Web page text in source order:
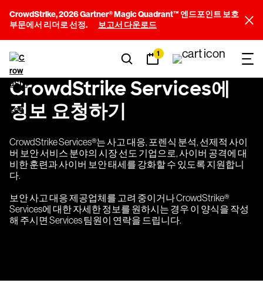
CrowdStrike, 2026 Gartner® Magic Quadrant™ 엔드포인트 보호
부문에서 리더로 선정.
보고서 다운로드
1
CrowdStrike Services에
정보 요청하기
CrowdStrike Services®는 사고 대응, 포렌식 분석, 선제적 사이
버 보안 서비스 분야의 시장 선도 기업으로, 사이버 공격에 대
비한 훈련과 사이버 보안 태세를 강화할 수 있도록 지원합니
다.
보안 사고 대응 제공업체를 고려 중이거나 CrowdStrike®
Services에 대한 자세한 정보를 원하시는 경우 이 양식을 작성
해 주시면 Services 팀원이 연락을 드립니다.